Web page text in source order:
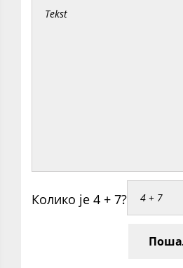
Колико је 4 + 7?